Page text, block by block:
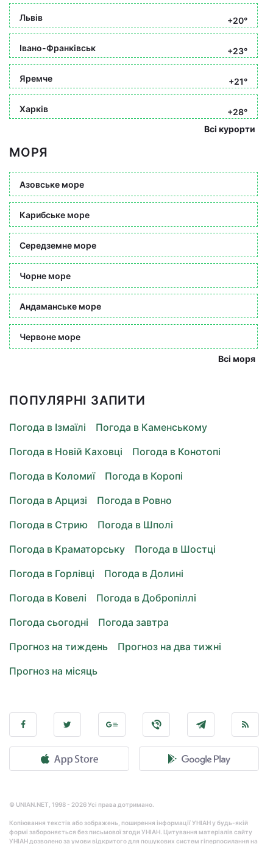
Львів +20°
Івано-Франківськ +23°
Яремче +21°
Харків
+28°
Всі курорти
МОРЯ
Азовське море
Карибське море
Середземне море
Чорне море
Андаманське море
Червоне море
Всі моря
ПОПУЛЯРНІ ЗАПИТИ
Погода в Ізмаїлі
Погода в Каменському
Погода в Новій Каховці
Погода в Конотопі
Погода в Коломиї
Погода в Коропі
Погода в Арцизі
Погода в Ровно
Погода в Стрию
Погода в Шполі
Погода в Краматорську
Погода в Шостці
Погода в Горлівці
Погода в Долині
Погода в Ковелі
Погода в Добропіллі
Погода сьогодні
Погода завтра
Прогноз на тиждень
Прогноз на два тижні
Прогноз на місяць
© UNIAN.NET, 1998 - 2026 Усі права дотримано.
Копіювання текстів або зображень, поширення інформації УНІАН у будь-якій
формі забороняється без письмової згоди УНІАН. Цитування матеріалів сайту
УНІАН дозволено за умови відкритого для пошукових систем гіперпосилання на